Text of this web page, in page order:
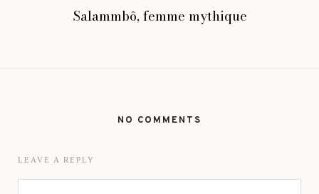
Salammbô, femme mythique
NO COMMENTS
LEAVE A REPLY